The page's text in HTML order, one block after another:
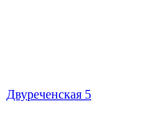
Двуреченская 5